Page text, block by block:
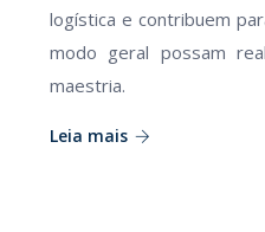
logística e contribuem
modo geral possam
maestria.
Leia mais